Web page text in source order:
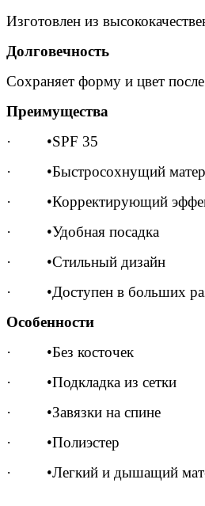
Изготовлен из
Долговечность
Сохраняет форму и цвет
Преимущества
· •SPF 35
· •Быстросохнущий
· •Корректирующий
· •Удобная посадка
· •Стильный дизайн
· •Доступен в больших
Особенности
· •Без косточек
· •Подкладка из сетки
· •Завязки на спине
· •Полиэстер
· •Легкий и дышащий